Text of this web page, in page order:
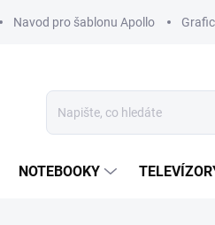
Navod pro šablonu Apollo
NOTEBOOKY